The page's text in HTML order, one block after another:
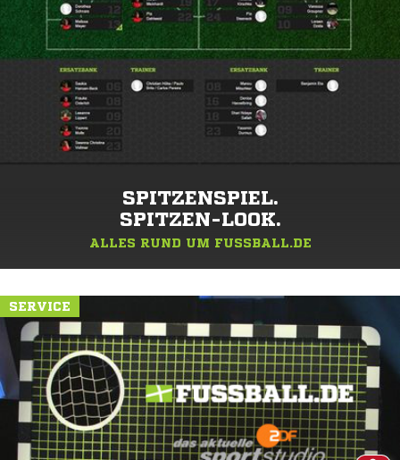
SPITZENSPIEL.
SPITZEN-LOOK.
ALLES RUND UM FUSSBALL.DE
SERVICE